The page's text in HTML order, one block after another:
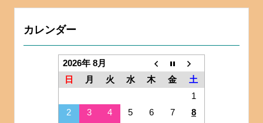
カレンダー
2026年 8月
日
月 火 水 木 金
土
1
2
3 4 5 6 7
8